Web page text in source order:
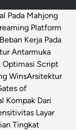
Pada Mahjong
Platform
Kerja Pada
Antarmuka
Optimasi Script
WinsArsitektur
of
Kompak Dari
Layar
Tingkat